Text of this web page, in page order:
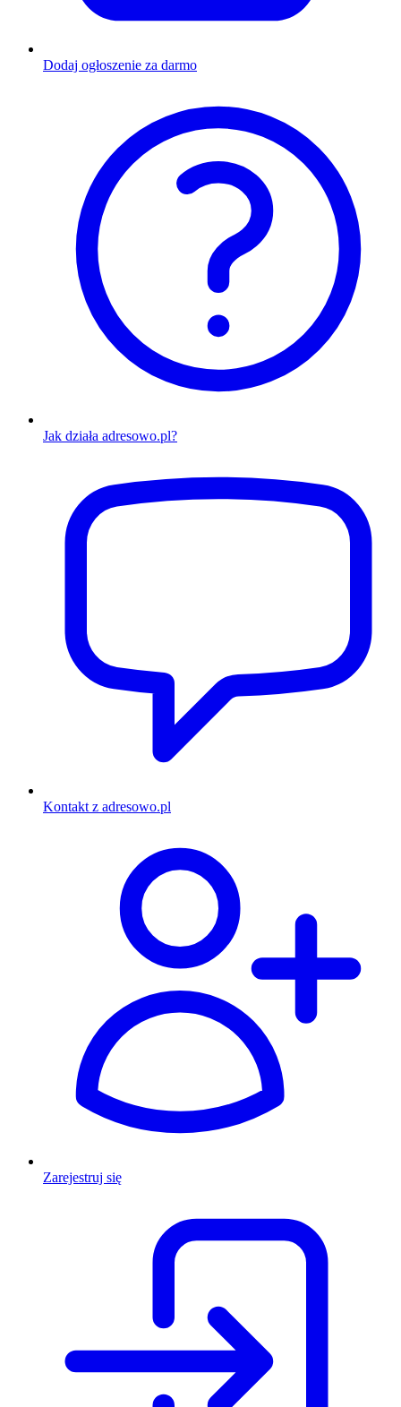
Dodaj ogłoszenie za darmo
Jak działa adresowo.pl?
Kontakt z adresowo.pl
Zarejestruj się